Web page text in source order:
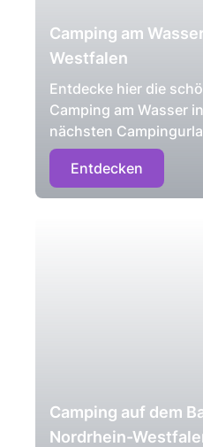
Camping am
Westfalen
Entdecke hier die
Camping am Wasser
nächsten
Entdecken
Camping auf dem
Nordrhein-